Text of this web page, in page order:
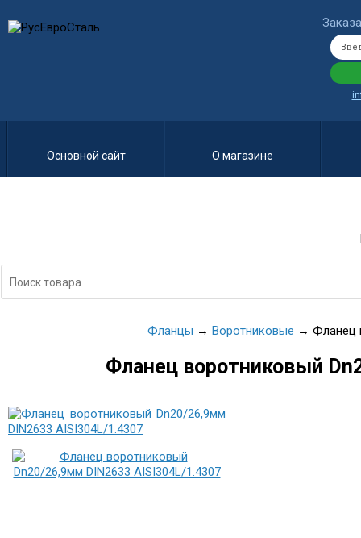
Основной сайт О магазине
Фланцы → Воротниковые → Фланец
Фланец воротниковый